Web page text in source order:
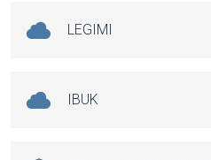
LEGIMI
IBUK